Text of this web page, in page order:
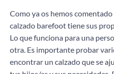
Como ya os hemos
calzado barefoot tiene sus
Lo que funciona para una
otra. Es importante probar
encontrar un calzado que se